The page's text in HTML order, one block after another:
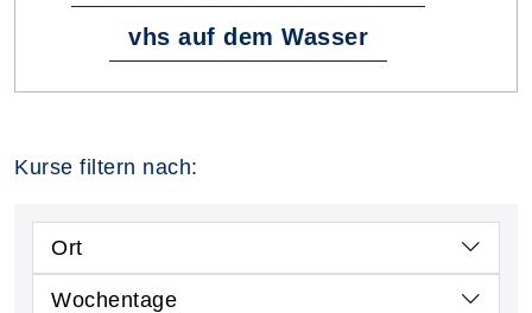
vhs auf dem Wasser
Kurse filtern nach:
Ort
Wochentage